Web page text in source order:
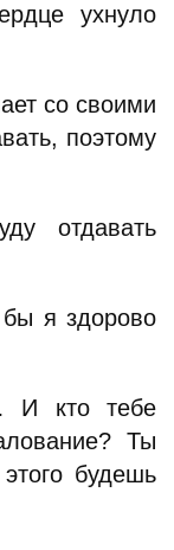
ухнуло
со своими
поэтому
отдавать
я здорово
И кто тебе
Ты
будешь